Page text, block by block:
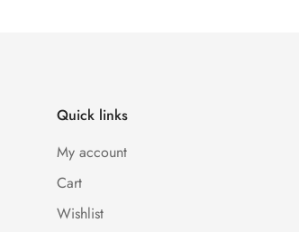
Quick links
My account
Cart
Wishlist